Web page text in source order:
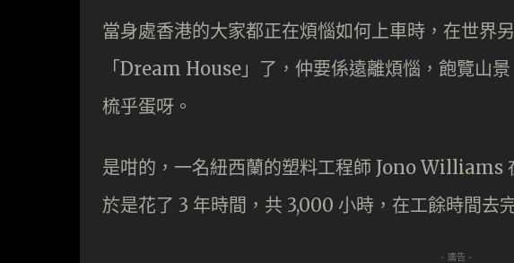
當身處香港的大家都正在煩惱如何上車時，在世界
「Dream House」了，仲要係遠離煩惱，飽覽山
梳乎蛋呀。
是咁的，一名紐西蘭的塑料工程師 Jono Williams
於是花了 3 年時間，共 3,000 小時，在工餘時間去
- 廣告 -